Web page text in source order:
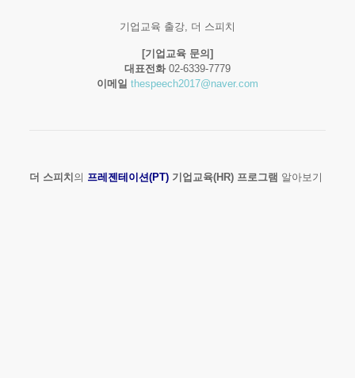
기업교육 출강, 더 스피치
[기업교육 문의]
대표전화02-6339-7779
이메일 thespeech2017@naver.com
더 스피치 의 프레젠테이션(PT)기업교육(HR) 프로그램 알아보기